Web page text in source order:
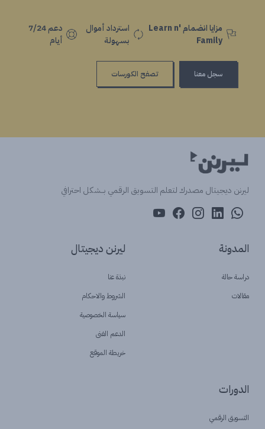
مزايا انضمام Learn n'
Family
استرداد أموال
بسهولة
دعم 7/24
أيام
سجل معنا تصفح الكورسات
ليرنن ديجيتال مصدرك لتعلم التسويق الرقمي بــشكل احترافي
المدونة
دراسة حالة
مقالات
ليرنن ديجيتال
نبذة عنا
الشروط والاحكام
سياسة الخصوصية
الدعم الفنى
خريطة الموقع
الدورات
التسويق الرقمي